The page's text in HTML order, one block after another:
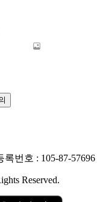
록번호 : 105-87-57696
Reserved.